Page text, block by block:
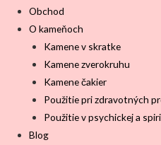
Obchod
O kameňoch
Kamene v skratke
Kamene zverokruhu
Kamene čakier
Použitie pri zdravotných
Použitie v psychickej a
Blog